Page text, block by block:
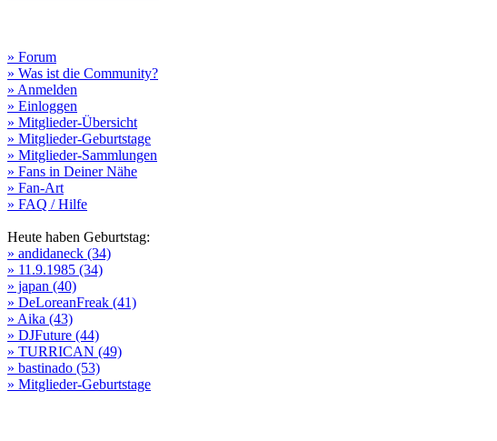
» Forum
» Was ist die Community?
» Anmelden
» Einloggen
» Mitglieder-Übersicht
» Mitglieder-Geburtstage
» Mitglieder-Sammlungen
» Fans in Deiner Nähe
» Fan-Art
» FAQ / Hilfe
Heute haben Geburtstag:
» andidaneck (34)
» 11.9.1985 (34)
» japan (40)
» DeLoreanFreak (41)
» Aika (43)
» DJFuture (44)
» TURRICAN (49)
» bastinado (53)
» Mitglieder-Geburtstage